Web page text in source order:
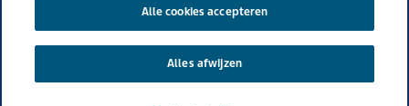
Producten
Alle cookies accepteren
Alles afwijzen